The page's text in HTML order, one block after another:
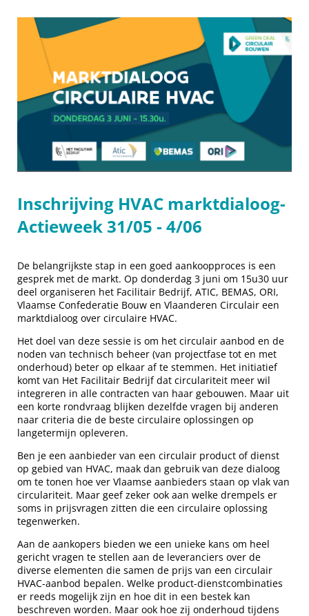
Inschrijving HVAC marktdialoog-
Actieweek 31/05 - 4/06
De belangrijkste stap in een goed aankoopproces is een
gesprek met de markt. Op donderdag 3 juni om 15u30 uur
deel organiseren het Facilitair Bedrijf, ATIC, BEMAS, ORI,
Vlaamse Confederatie Bouw en Vlaanderen Circulair een
marktdialoog over circulaire HVAC.
Het doel van deze sessie is om het circulair aanbod en de
noden van technisch beheer (van projectfase tot en met
onderhoud) beter op elkaar af te stemmen. Het initiatief
komt van Het Facilitair Bedrijf dat circulariteit meer wil
integreren in alle contracten van haar gebouwen. Maar uit
een korte rondvraag blijken dezelfde vragen bij anderen
naar criteria die de beste circulaire oplossingen op
langetermijn opleveren.
Ben je een aanbieder van een circulair product of dienst
op gebied van HVAC, maak dan gebruik van deze dialoog
om te tonen hoe ver Vlaamse aanbieders staan op vlak van
circulariteit. Maar geef zeker ook aan welke drempels er
soms in prijsvragen zitten die een circulaire oplossing
tegenwerken.
Aan de aankopers bieden we een unieke kans om heel
gericht vragen te stellen aan de leveranciers over de
diverse elementen die samen de prijs van een circulair
HVAC-aanbod bepalen. Welke product-dienstcombinaties
er reeds mogelijk zijn en hoe dit in een bestek kan
beschreven worden. Maar ook hoe zij onderhoud tijdens